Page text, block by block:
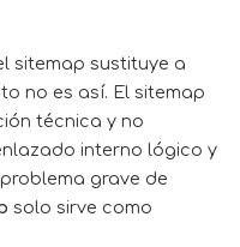
sitemap sustituye a
no es así. El sitemap
técnica y no
interno lógico y
grave de
solo sirve como